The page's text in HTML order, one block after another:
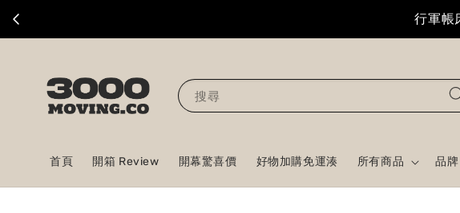
行軍帳
搜尋
首頁 開箱 Review 開幕驚喜價 好物加購免運湊 所有商品 品牌